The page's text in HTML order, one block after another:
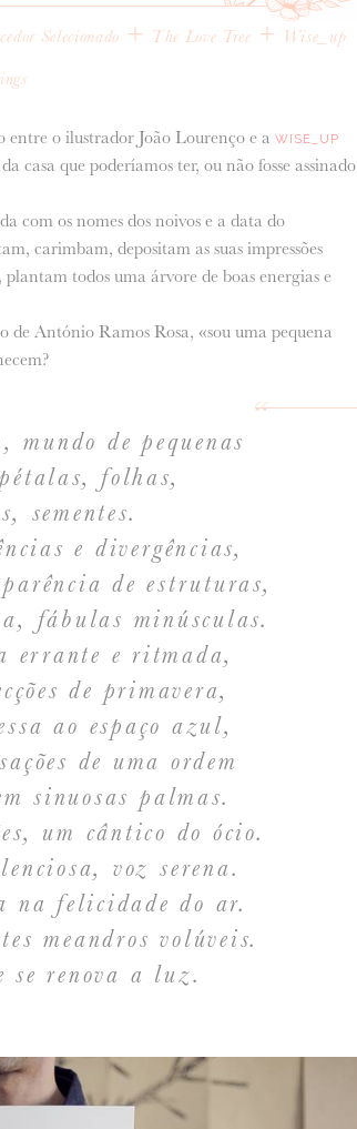
Selecionado + The Love Tree + Wise_up
o ilustrador João Lourenço e a WISE_UP
casa que poderíamos ter, ou não fosse assinado
com os nomes dos noivos e a data do
carimbam, depositam as suas impressões
todos uma árvore de boas energias e
de António Ramos Rosa, «sou uma pequena
mundo de pequenas
folhas,
sementes.
e divergências,
de estruturas,
fábulas minúsculas.
errante e ritmada,
de primavera,
ao espaço azul,
de uma ordem
sinuosas palmas.
um cântico do ócio.
voz serena.
na felicidade do ar.
meandros volúveis.
renova a luz.